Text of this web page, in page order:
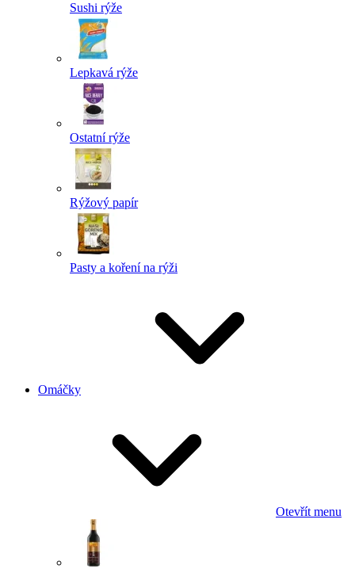
Sushi rýže
Lepkavá rýže
Ostatní rýže
Rýžový papír
Pasty a koření na rýži
Omáčky
Otevřít menu